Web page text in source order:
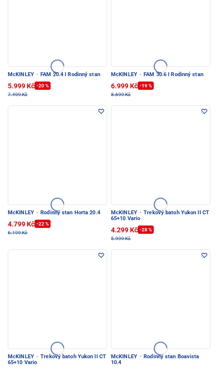
McKINLEY · FAM 20.4 I Rodinný stan
5.999 Kč -20 %
7.499 Kč
McKINLEY · FAM 30.6 I Rodinný stan
6.999 Kč -19 %
8.699 Kč
McKINLEY · Rodinný stan Horta 20.4
4.799 Kč -22 %
6.199 Kč
McKINLEY · Trekový batoh Yukon II CT
65+10 Vario
4.299 Kč -28 %
5.999 Kč
McKINLEY · Trekový batoh Yukon II CT
65+10 Vario
McKINLEY · Rodinný stan Boavista
10.4